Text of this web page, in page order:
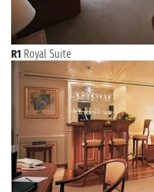
R1 Royal Suite